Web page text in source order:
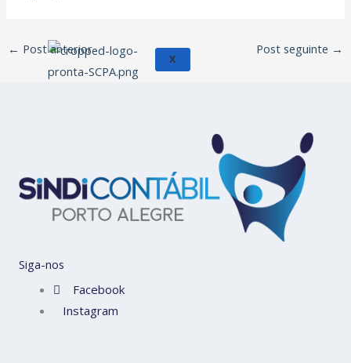
X
← Post anterior Post seguinte →
Siga-nos
Facebook
Instagram